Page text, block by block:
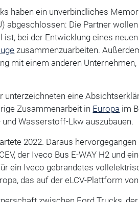
haben ein unverbindliches
abgeschlossen: Die Partner
ist, bei der Entwicklung eines
zusammenzuarbeiten.
mit einem anderen
unterzeichneten eine
Zusammenarbeit in Europa im
Wasserstoff-Lkw auszubauen.
2022. Daraus
der Iveco Bus E-WAY H2 und
ein Iveco gebrandetes
das auf der eLCV-Plattform